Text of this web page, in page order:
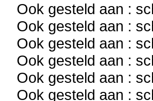
Ook gesteld aan :
Ook gesteld aan :
Ook gesteld aan :
Ook gesteld aan :
Ook gesteld aan :
Ook gesteld aan :